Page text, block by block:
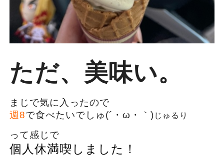
ただ、美味い。
まじで気に入ったので
週8で食べたいでしゅ(´・ω・｀) じゅるり
って感じで
個人休満喫しました！